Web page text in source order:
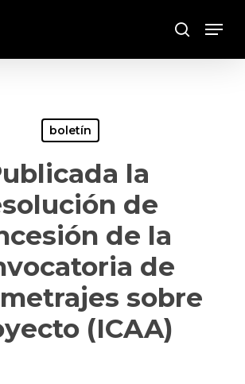
Buscar
Menu
boletín
la
de
de la
de
sobre
(ICAA)